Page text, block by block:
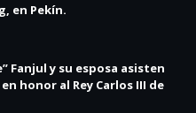
en Pekín.
Fanjul y su esposa asisten
honor al Rey Carlos III de